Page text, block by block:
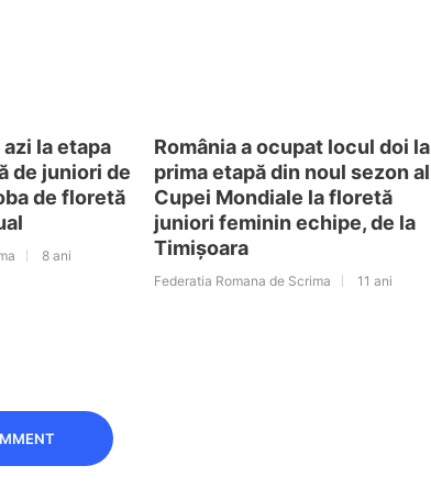
la etapa
de juniori de
de floretă
8 ani
România a ocupat locul doi la
prima etapă din noul sezon al
Cupei Mondiale la floretă
juniori feminin echipe, de la
Timișoara
Federatia Romana de Scrima 11 ani